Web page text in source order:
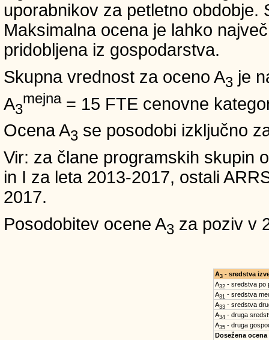
uporabnikov za petletno obdobje.
Maksimalna ocena je lahko
pridobljena iz gospodarstva.
Skupna vrednost za oceno A3 je
A3
mejna= 15 FTE cenovne
Ocena A3 se posodobi izključno
Vir: za člane programskih skupin
in I za leta 2013-2017, ostali
2017.
Posodobitev ocene A3 za poziv v
A3- sredstva
A32- sredstva po
A31 - sredstva
A33- sredstva
A34 - druga
A35- druga
Dosežena ocena